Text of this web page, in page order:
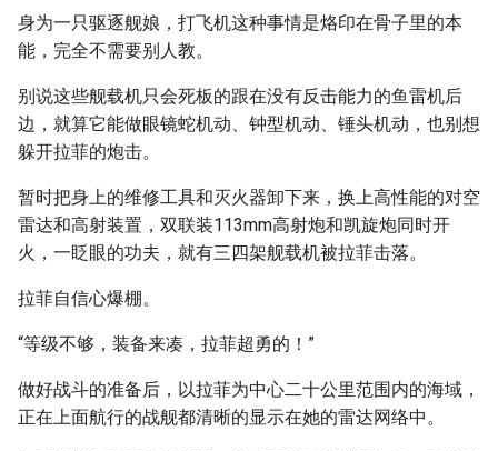
身为一只驱逐舰娘，打飞机这种事情是烙印在骨子里的本
能，完全不需要别人教。
别说这些舰载机只会死板的跟在没有反击能力的鱼雷机后
边，就算它能做眼镜蛇机动、钟型机动、锤头机动，也别想
躲开拉菲的炮击。
暂时把身上的维修工具和灭火器卸下来，换上高性能的对空
雷达和高射装置，双联装113mm高射炮和凯旋炮同时开
火，一眨眼的功夫，就有三四架舰载机被拉菲击落。
拉菲自信心爆棚。
“等级不够，装备来凑，拉菲超勇的！”
做好战斗的准备后，以拉菲为中心二十公里范围内的海域，
正在上面航行的战舰都清晰的显示在她的雷达网络中。